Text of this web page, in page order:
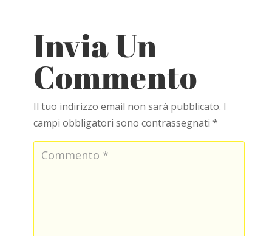
Invia Un
Commento
Il tuo indirizzo email non sarà pubblicato. I
campi obbligatori sono contrassegnati *